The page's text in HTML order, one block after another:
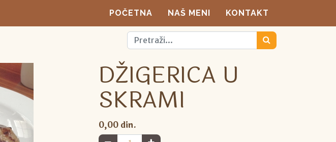
POČETNA NAŠ MENI KONTAKT
DŽIGERICA U
SKRAMI
0,00 din.